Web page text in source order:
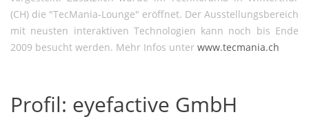
(CH) die "TecMania-Lounge" eröffnet. Der Ausstellungsbereich
mit neusten interaktiven Technologien kann noch bis Ende
2009 besucht werden. Mehr Infos unter www.tecmania.ch
Profil: eyefactive GmbH